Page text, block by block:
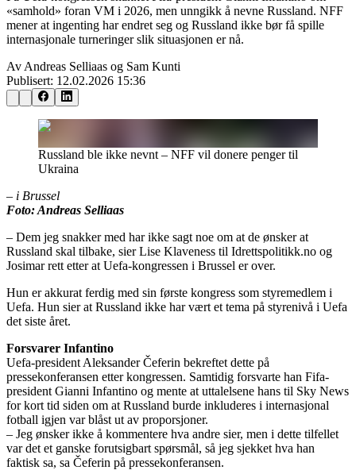
«samhold» foran VM i 2026, men unngikk å nevne Russland. NFF
mener at ingenting har endret seg og Russland ikke bør få spille
internasjonale turneringer slik situasjonen er nå.
Av Andreas Selliaas og Sam Kunti
Publisert: 12.02.2026 15:36
Russland ble ikke nevnt – NFF vil donere penger til
Ukraina
– i Brussel
Foto: Andreas Selliaas
– Dem jeg snakker med har ikke sagt noe om at de ønsker at
Russland skal tilbake, sier Lise Klaveness til Idrettspolitikk.no og
Josimar rett etter at Uefa-kongressen i Brussel er over.
Hun er akkurat ferdig med sin første kongress som styremedlem i
Uefa. Hun sier at Russland ikke har vært et tema på styrenivå i Uefa
det siste året.
Forsvarer Infantino
Uefa-president Aleksander Čeferin bekreftet dette på
pressekonferansen etter kongressen. Samtidig forsvarte han Fifa-
president Gianni Infantino og mente at uttalelsene hans til Sky News
for kort tid siden om at Russland burde inkluderes i internasjonal
fotball igjen var blåst ut av proporsjoner.
– Jeg ønsker ikke å kommentere hva andre sier, men i dette tilfellet
var det et ganske forutsigbart spørsmål, så jeg sjekket hva han
faktisk sa, sa Čeferin på pressekonferansen.